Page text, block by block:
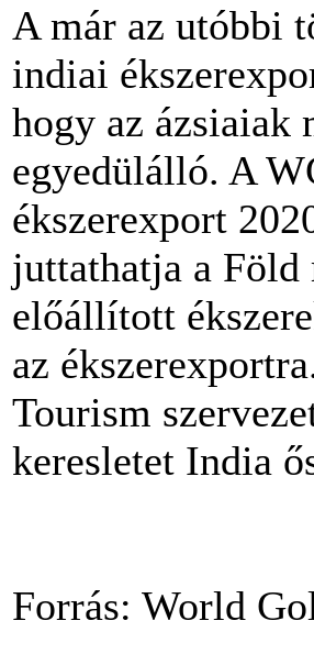
A már az utóbbi
indiai
hogy az ázsiaiak
egyedülálló. A
ékszerexport
juttathatja a Föld
előállított
az
Tourism
keresletet India
Forrás: World